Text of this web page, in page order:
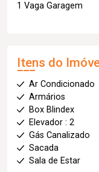
1 Vaga Garagem
Itens do
Ar Condicionado
Armários
Box Blindex
Elevador : 2
Gás Canalizado
Sacada
Sala de Estar